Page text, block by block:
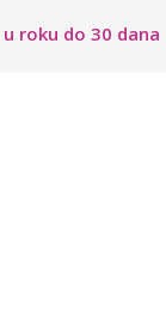
u roku do 30 dana